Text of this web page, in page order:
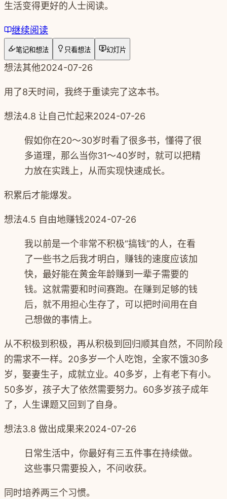
生活变得更好的人士阅读。
继续阅读
笔记和想法 只看想法 幻灯片
想法其他2024-07-26
用了8天时间，我终于重读完了这本书。
想法4.8 让自己忙起来2024-07-26
假如你在20～30岁时看了很多书，懂得了很
多道理，那么当你31～40岁时，就可以把精
力放在实践上，从而实现快速成长。
积累后才能爆发。
想法4.5 自由地赚钱2024-07-26
我以前是一个非常不积极“搞钱”的人，在看
了一些书之后我才明白，赚钱的速度应该加
快，最好能在黄金年龄赚到一辈子需要的
钱。这就需要和时间赛跑。在赚到足够的钱
后，就不用担心生存了，可以把时间用在自
己想做的事情上。
从不积极到积极，再从积极到回归顺其自然，不同阶段
的需求不一样。20多岁一个人吃饱，全家不饿30多
岁，娶妻生子，成就立业。40多岁，上有老下有小。
50多岁，孩子大了依然需要努力。60多岁孩子成年
了，人生课题又回到了自身。
想法3.8 做出成果来2024-07-26
日常生活中，你最好有三五件事在持续做。
这些事只需要投入，不问收获。
同时培养两三个习惯。